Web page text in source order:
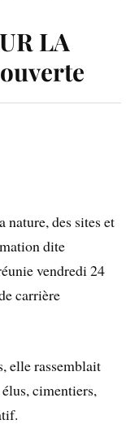
LA
nature, des sites et
dite
vendredi 24
carrière
elle rassemblait
cimentiers,